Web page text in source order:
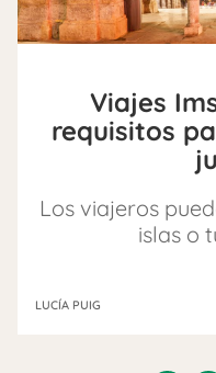
Viajes
requisitos
Los viajeros
islas o
LUCÍA PUIG